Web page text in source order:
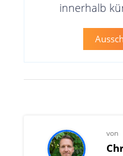
innerhalb
von